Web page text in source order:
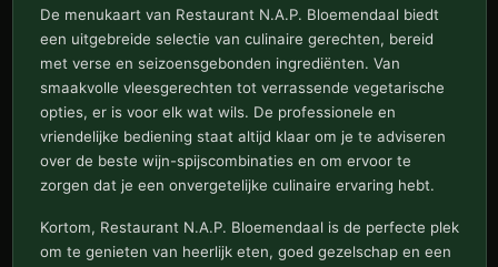
De menukaart van Restaurant N.A.P. Bloemendaal biedt
een uitgebreide selectie van culinaire gerechten, bereid
met verse en seizoensgebonden ingrediënten. Van
smaakvolle vleesgerechten tot verrassende vegetarische
opties, er is voor elk wat wils. De professionele en
vriendelijke bediening staat altijd klaar om je te adviseren
over de beste wijn-spijscombinaties en om ervoor te
zorgen dat je een onvergetelijke culinaire ervaring hebt.
Kortom, Restaurant N.A.P. Bloemendaal is de perfecte plek
om te genieten van heerlijk eten, goed gezelschap en een